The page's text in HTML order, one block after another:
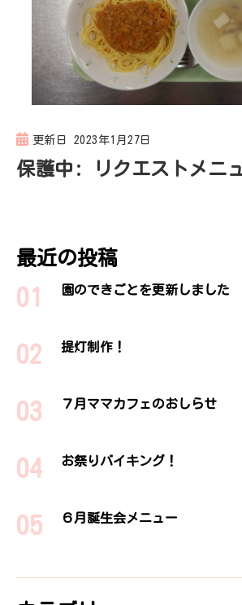
更新日 2023年1月27日
保護中: リクエストメニ
最近の投稿
園のできごとを更新しました
提灯制作！
７月ママカフェのおしらせ
お祭りバイキング！
６月誕生会メニュー